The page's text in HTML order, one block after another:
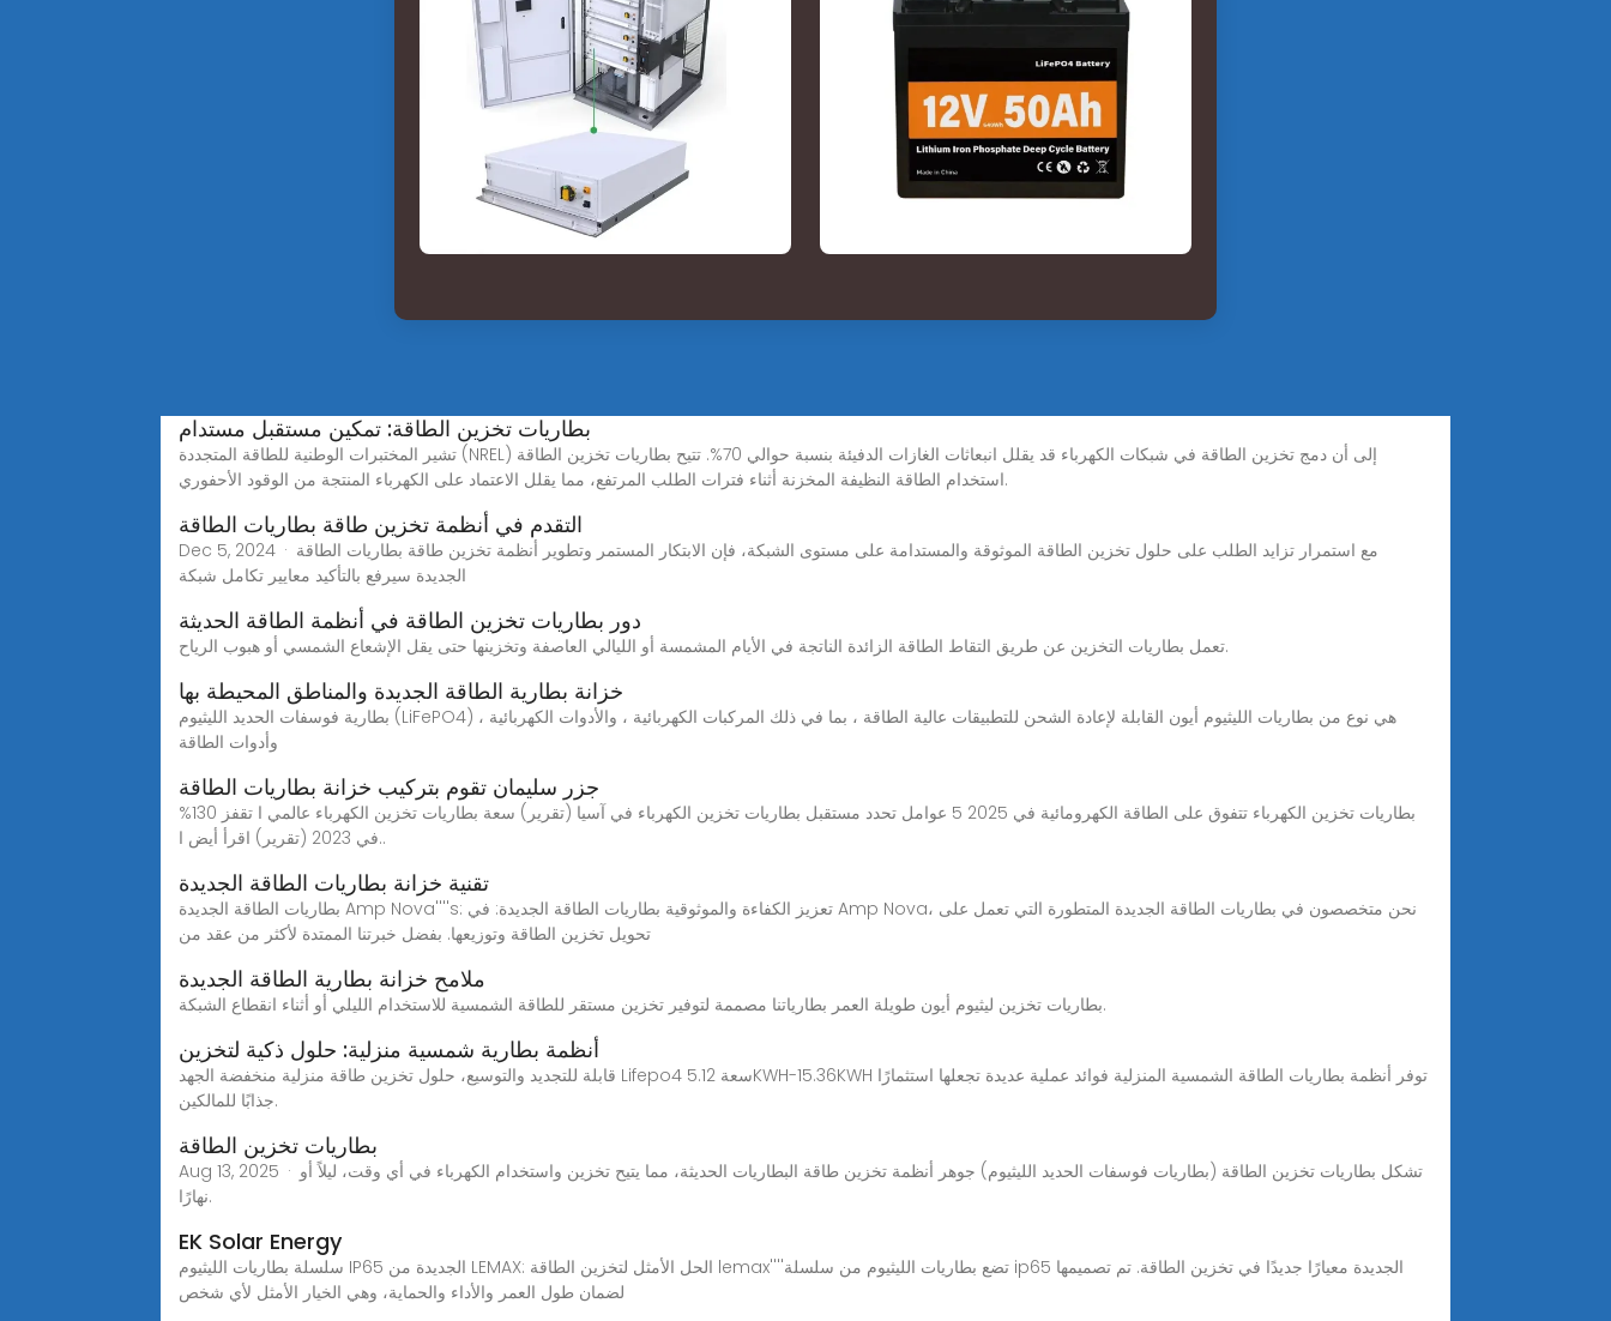
بطاريات تخزين الطاقة: تمكين مستقبل مستدام
تشير المختبرات الوطنية للطاقة المتجددة (NREL) إلى أن دمج تخزين الطاقة في شبكات الكهرباء قد يقلل انبعاثات الغازات الدفيئة بنسبة حوالي 70%. تتيح بطاريات تخزين الطاقة
استخدام الطاقة النظيفة المخزنة أثناء فترات الطلب المرتفع، مما يقلل الاعتماد على الكهرباء المنتجة من الوقود الأحفوري.
التقدم في أنظمة تخزين طاقة بطاريات الطاقة
Dec 5, 2024 · مع استمرار تزايد الطلب على حلول تخزين الطاقة الموثوقة والمستدامة على مستوى الشبكة، فإن الابتكار المستمر وتطوير أنظمة تخزين طاقة بطاريات الطاقة
الجديدة سيرفع بالتأكيد معايير تكامل شبكة
دور بطاريات تخزين الطاقة في أنظمة الطاقة الحديثة
تعمل بطاريات التخزين عن طريق التقاط الطاقة الزائدة الناتجة في الأيام المشمسة أو الليالي العاصفة وتخزينها حتى يقل الإشعاع الشمسي أو هبوب الرياح.
خزانة بطارية الطاقة الجديدة والمناطق المحيطة بها
بطارية فوسفات الحديد الليثيوم (LiFePO4) هي نوع من بطاريات الليثيوم أيون القابلة لإعادة الشحن للتطبيقات عالية الطاقة ، بما في ذلك المركبات الكهربائية ، والأدوات الكهربائية ،
وأدوات الطاقة
جزر سليمان تقوم بتركيب خزانة بطاريات الطاقة
بطاريات تخزين الكهرباء تتفوق على الطاقة الكهرومائية في 2025 5 عوامل تحدد مستقبل بطاريات تخزين الكهرباء في آسيا (تقرير) سعة بطاريات تخزين الكهرباء عالمي ا تقفز 130%
في 2023 (تقرير) اقرأ أيض ا..
تقنية خزانة بطاريات الطاقة الجديدة
بطاريات الطاقة الجديدة Amp Nova''''s: تعزيز الكفاءة والموثوقية بطاريات الطاقة الجديدة: في Amp Nova، نحن متخصصون في بطاريات الطاقة الجديدة المتطورة التي تعمل على
تحويل تخزين الطاقة وتوزيعها. بفضل خبرتنا الممتدة لأكثر من عقد من
ملامح خزانة بطارية الطاقة الجديدة
بطاريات تخزين ليثيوم أيون طويلة العمر بطارياتنا مصممة لتوفير تخزين مستقر للطاقة الشمسية للاستخدام الليلي أو أثناء انقطاع الشبكة.
أنظمة بطارية شمسية منزلية: حلول ذكية لتخزين
قابلة للتجديد والتوسيع، حلول تخزين طاقة منزلية منخفضة الجهد Lifepo4 سعة 5.12KWH-15.36KWH توفر أنظمة بطاريات الطاقة الشمسية المنزلية فوائد عملية عديدة تجعلها استثمارًا
جذابًا للمالكين.
بطاريات تخزين الطاقة
Aug 13, 2025 · تشكل بطاريات تخزين الطاقة (بطاريات فوسفات الحديد الليثيوم) جوهر أنظمة تخزين طاقة البطاريات الحديثة، مما يتيح تخزين واستخدام الكهرباء في أي وقت، ليلاً أو
نهارًا.
EK Solar Energy
سلسلة بطاريات الليثيوم IP65 الجديدة من LEMAX: الحل الأمثل لتخزين الطاقة lemax''''تضع بطاريات الليثيوم من سلسلة ip65 الجديدة معيارًا جديدًا في تخزين الطاقة. تم تصميمها
لضمان طول العمر والأداء والحماية، وهي الخيار الأمثل لأي شخص